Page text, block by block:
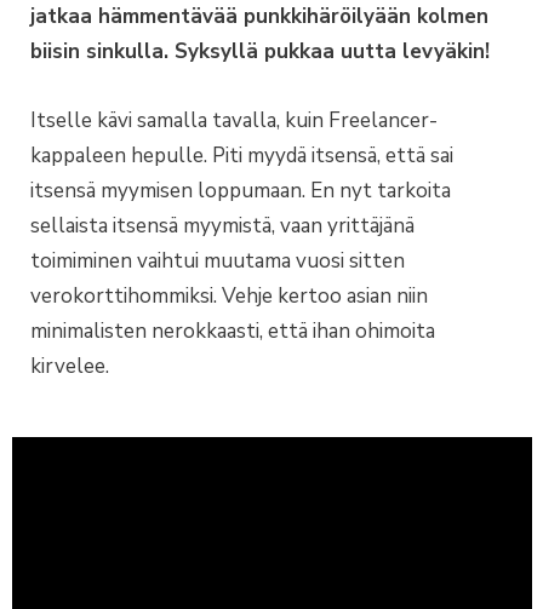
jatkaa hämmentävää punkkihäröilyään kolmen
biisin sinkulla. Syksyllä pukkaa uutta levyäkin!
Itselle kävi samalla tavalla, kuin Freelancer-
kappaleen hepulle. Piti myydä itsensä, että sai
itsensä myymisen loppumaan. En nyt tarkoita
sellaista itsensä myymistä, vaan yrittäjänä
toimiminen vaihtui muutama vuosi sitten
verokorttihommiksi. Vehje kertoo asian niin
minimalisten nerokkaasti, että ihan ohimoita
kirvelee.